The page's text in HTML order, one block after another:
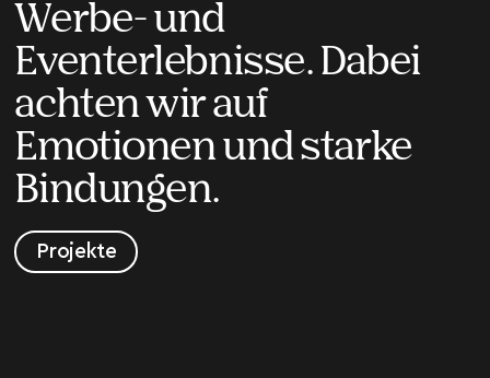
Werbe- und
Eventerlebnisse. Dabei
achten wir auf
Emotionen und starke
Bindungen.
Projekte